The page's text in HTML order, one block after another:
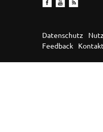
Datenschutz
Feedback
Kontakt